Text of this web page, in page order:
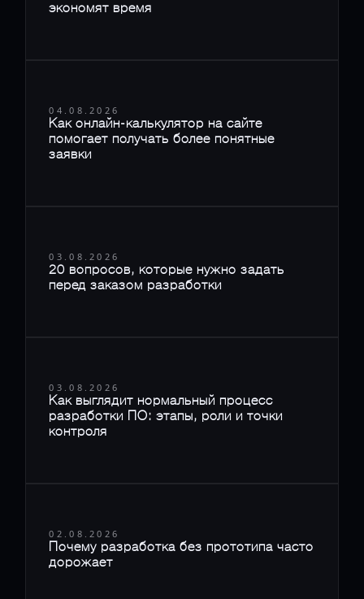
экономят время
04.08.2026
Как онлайн-калькулятор на сайте
помогает получать более понятные
заявки
03.08.2026
20 вопросов, которые нужно задать
перед заказом разработки
03.08.2026
Как выглядит нормальный процесс
разработки ПО: этапы, роли и точки
контроля
02.08.2026
Почему разработка без прототипа часто
дорожает